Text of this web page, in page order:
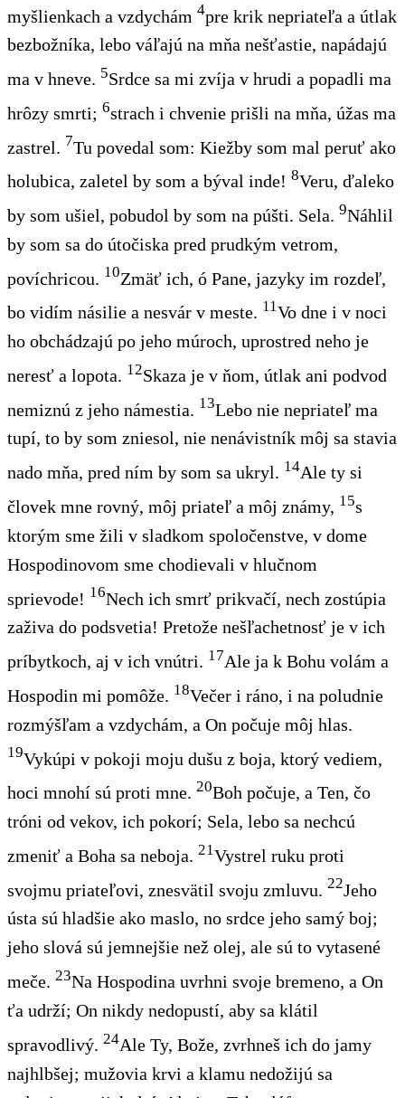
myšlienkach a vzdychám 4pre krik nepriateľa a útlak
bezbožníka, lebo váľajú na mňa nešťastie, napádajú
ma v hneve. 5Srdce sa mi zvíja v hrudi a popadli ma
hrôzy smrti; 6strach i chvenie prišli na mňa, úžas ma
zastrel. 7Tu povedal som: Kiežby som mal peruť ako
holubica, zaletel by som a býval inde! 8Veru, ďaleko
by som ušiel, pobudol by som na púšti. Sela. 9Náhlil
by som sa do útočiska pred prudkým vetrom,
povíchricou.
10Zmäť ich, ó Pane, jazyky im rozdeľ,
bo vidím násilie a nesvár v meste. 11Vo dne i v noci
ho obchádzajú po jeho múroch, uprostred neho je
neresť a lopota. 12Skaza je v ňom, útlak ani podvod
nemiznú z jeho námestia.
13Lebo nie nepriateľ ma
tupí, to by som zniesol, nie nenávistník môj sa stavia
nado mňa, pred ním by som sa ukryl. 14Ale ty si
človek mne rovný, môj priateľ a môj známy, 15s
ktorým sme žili v sladkom spoločenstve, v dome
Hospodinovom sme chodievali v hlučnom
sprievode! 16Nech ich smrť prikvačí, nech zostúpia
zaživa do podsvetia! Pretože nešľachetnosť je v ich
príbytkoch, aj v ich vnútri. 17Ale ja k Bohu volám a
Hospodin mi pomôže. 18Večer i ráno, i na poludnie
rozmýšľam a vzdychám, a On počuje môj hlas.
19Vykúpi v pokoji moju dušu z boja, ktorý vediem,
hoci mnohí sú proti mne. 20Boh počuje, a Ten, čo
tróni od vekov, ich pokorí; Sela, lebo sa nechcú
zmeniť a Boha sa neboja. 21Vystrel ruku proti
svojmu priateľovi, znesvätil svoju zmluvu. 22Jeho
ústa sú hladšie ako maslo, no srdce jeho samý boj;
jeho slová sú jemnejšie než olej, ale sú to vytasené
meče. 23Na Hospodina uvrhni svoje bremeno, a On
ťa udrží; On nikdy nedopustí, aby sa klátil
spravodlivý. 24Ale Ty, Bože, zvrhneš ich do jamy
najhlbšej; mužovia krvi a klamu nedožijú sa